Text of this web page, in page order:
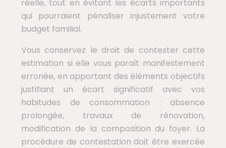
réelle, tout en évitant les écarts importants
qui pourraient pénaliser injustement votre
budget familial.
Vous conservez le droit de contester cette
estimation si elle vous paraît manifestement
erronée, en apportant des éléments objectifs
justifiant un écart significatif avec vos
habitudes de consommation : absence
prolongée, travaux de rénovation,
modification de la composition du foyer. La
procédure de contestation doit être exercée